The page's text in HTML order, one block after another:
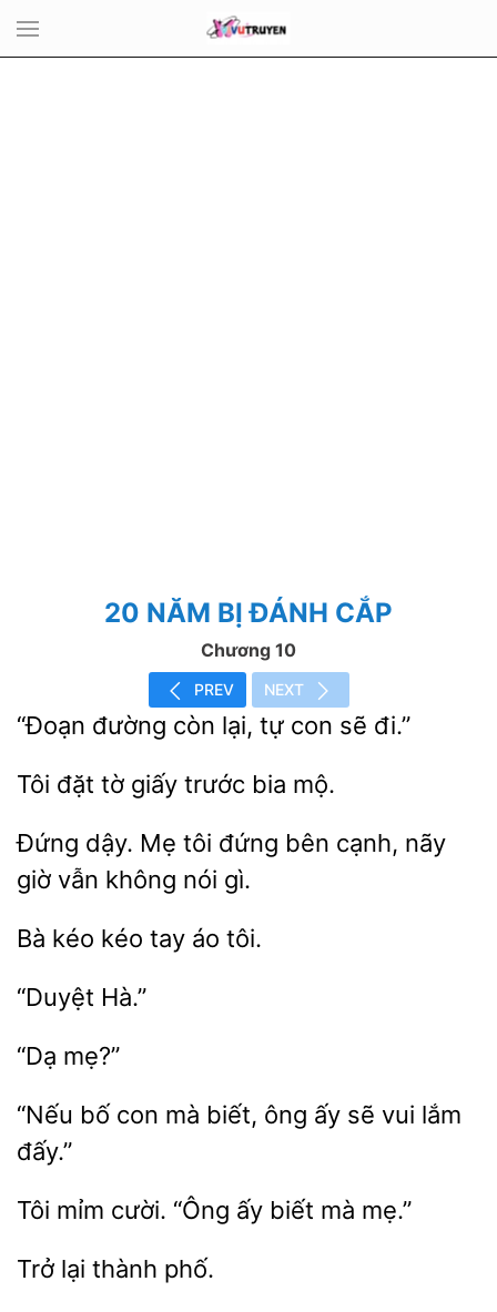
20 NĂM BỊ ĐÁNH CẮP
Chương 10
PREV NEXT
đường còn con sẽ đi.”
Tôi tờ trước mộ.
Đứng dậy. Mẹ
bên cạnh, nãy
giờ vẫn không nói
Bà kéo tay
“Nếu bố mà biết, ông sẽ vui lắm
Tôi cười. ấy biết mẹ.”
phố.